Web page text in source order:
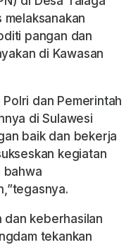
pangan dan
di Kawasan
dan Pemerintah
di Sulawesi
baik dan bekerja
kegiatan
bahwa
dan keberhasilan
tekankan